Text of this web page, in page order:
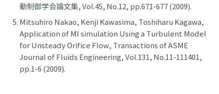
動制御学会論文集, Vol.45, No.12, pp.671-677 (2009).
Mitsuhiro Nakao, Kenji Kawasima, Toshiharu Kagawa,
Application of MI simulation Using a Turbulent Model
for Unsteady Orifice Flow, Transactions of ASME
Journal of Fluids Engineering, Vol.131, No.11-111401,
pp.1-6 (2009).